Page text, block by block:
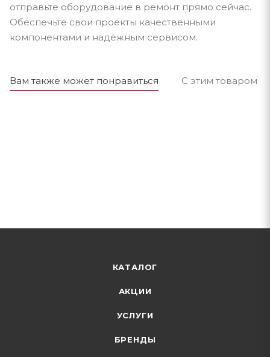
отправьте оборудование в ремонт прямо сейчас.
Обеспечьте свои проекты качественными
компонентами и надёжным сервисом.
Вам также может понравиться С этим товаром
КАТАЛОГ
АКЦИИ
УСЛУГИ
БРЕНДЫ